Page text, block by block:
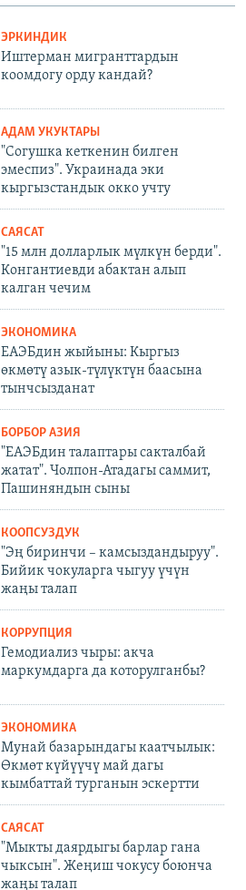
ЭРКИНДИК
Иштерман мигранттардын
коомдогу орду кандай?
АДАМ УКУКТАРЫ
"Согушка кеткенин билген
эмеспиз". Украинада эки
кыргызстандык окко учту
САЯСАТ
"15 млн долларлык мүлкүн берди".
Конгантиевди абактан алып
калган чечим
ЭКОНОМИКА
ЕАЭБдин жыйыны: Кыргыз
өкмөтү азык-түлүктүн баасына
тынчсызданат
БОРБОР АЗИЯ
"ЕАЭБдин талаптары сакталбай
жатат". Чолпон-Атадагы саммит,
Пашиняндын сыны
КООПСУЗДУК
"Эң биринчи – камсыздандыруу".
Бийик чокуларга чыгуу үчүн
жаңы талап
КОРРУПЦИЯ
Гемодиализ чыры: акча
маркумдарга да которулганбы?
ЭКОНОМИКА
Мунай базарындагы каатчылык:
Өкмөт күйүүчү май дагы
кымбаттай турганын эскертти
САЯСАТ
"Мыкты даярдыгы барлар гана
чыксын". Жеңиш чокусу боюнча
жаңы талап